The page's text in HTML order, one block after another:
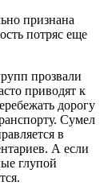
признана
потряс еще
прозвали
приводят к
дорогу
Сумел
в
А если
глупой